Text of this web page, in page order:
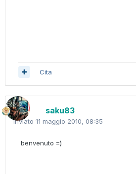
Cita
saku83
Inviato 11 maggio 2010, 08:35
benvenuto =)